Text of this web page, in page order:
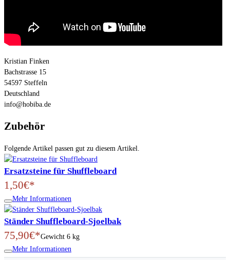
Kristian Finken
Bachstrasse 15
54597 Steffeln
Deutschland
info@hobiba.de
Zubehör
Folgende Artikel passen gut zu diesem Artikel.
Ersatzsteine für Shuffleboard
1,50€*
Mehr Informationen
Ständer Shuffleboard-Sjoelbak
75,90€*Gewicht 6 kg
Mehr Informationen